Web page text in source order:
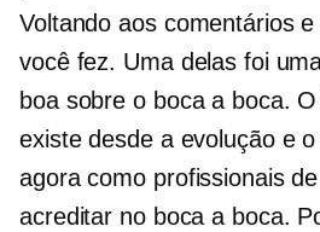
Voltando aos comentários
você fez. Uma delas foi
boa sobre o boca a boca.
existe desde a evolução e
agora como profissionais
acreditar no boca a boca.